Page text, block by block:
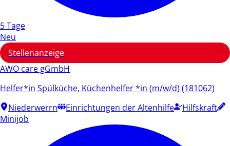
5 Tage
Neu
Stellenanzeige
AWO care gGmbH
Helfer*in Spülküche, Küchenhelfer *in (m/w/d) (181062)
Niederwerrn
Einrichtungen der Altenhilfe
Hilfskraft
Minijob